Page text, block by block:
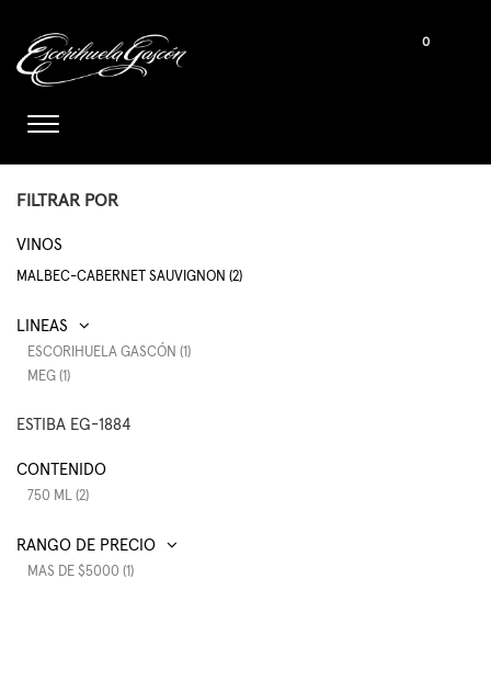
0
FILTRAR POR
VINOS
MALBEC-CABERNET SAUVIGNON (2)
ESCORIHUELA GASCÓN (1)
MEG (1)
ESTIBA EG-1884
CONTENIDO
750 ML (2)
RANGO DE PRECIO
MAS DE $5000 (1)